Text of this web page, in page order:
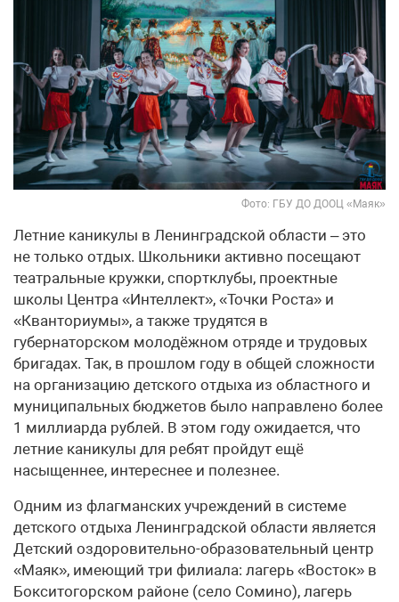
Фото: ГБУ ДО ДООЦ «Маяк»
Летние каникулы в Ленинградской области – это
не только отдых. Школьники активно посещают
театральные кружки, спортклубы, проектные
школы Центра «Интеллект», «Точки Роста» и
«Кванториумы», а также трудятся в
губернаторском молодёжном отряде и трудовых
бригадах. Так, в прошлом году в общей сложности
на организацию детского отдыха из областного и
муниципальных бюджетов было направлено более
1 миллиарда рублей. В этом году ожидается, что
летние каникулы для ребят пройдут ещё
насыщеннее, интереснее и полезнее.
Одним из флагманских учреждений в системе
детского отдыха Ленинградской области является
Детский оздоровительно-образовательный центр
«Маяк», имеющий три филиала: лагерь «Восток» в
Бокситогорском районе (село Сомино), лагерь